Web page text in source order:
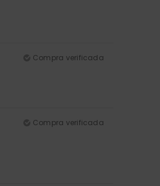
Compra verificada
Compra verificada